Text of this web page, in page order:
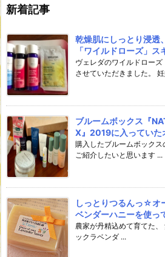
新着記事
乾燥肌にしっとり浸透
「ワイルドローズ」
ヴェレダのワイルドロー
させていただきました。
ブルームボックス『
X』2019に入っていた
購入したブルームボック
ご紹介したいと思います ...
しっとりつるんっ☆オ
ベンダーハニーを使っ
農家が丹精込めて育てた
ックラベンダ ...